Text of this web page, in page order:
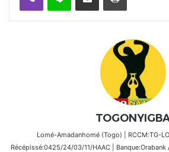
Lomé-Amadanhomé (Togo) | RCCM:TG-
Récépissé:0425/24/03/11/HAAC |